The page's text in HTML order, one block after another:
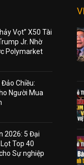
Vọt” X50 Tài
Jr. Nhờ
Polymarket
Chiều:
Người Mua
2026: 5 Đại
Top 40
Sự nghiệp